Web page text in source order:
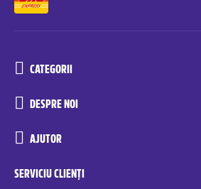
CATEGORII
DESPRE NOI
AJUTOR
SERVICIU CLIENȚI